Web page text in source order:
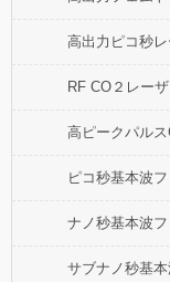
高出力ピコ秒
RF CO２レーザ
高ピークパル
ピコ秒基本波
ナノ秒基本波
サブナノ秒基